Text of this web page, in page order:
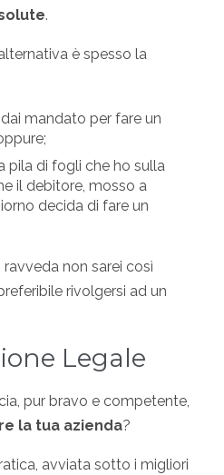
.
è spesso la
mandato per fare un
oppure;
di fogli che ho sulla
il debitore, mosso a
decida di fare un
non sarei così
rivolgersi ad un
Legale
pur bravo e competente,
la tua azienda?
avviata sotto i migliori